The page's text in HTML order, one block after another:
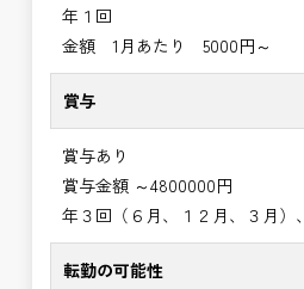
年１回
金額 1月あたり 5000円～
賞与
賞与あり
賞与金額 ～4800000円
年３回（６月、１２月、３月）
転勤の可能性